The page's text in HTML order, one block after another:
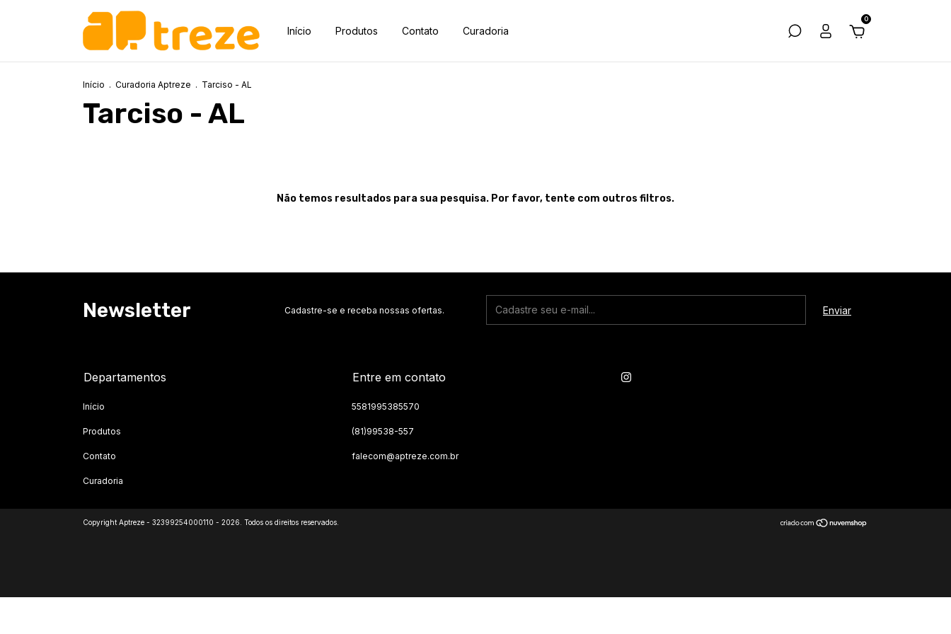
Início Produtos Contato Curadoria
0
Início . Curadoria Aptreze . Tarciso - AL
Tarciso - AL
Não temos resultados para sua pesquisa. Por favor, tente com outros filtros.
Newsletter Cadastre-se e receba nossas ofertas.
Departamentos
Início
Produtos
Contato
Curadoria
Entre em contato
5581995385570
(81)99538-557
falecom@aptreze.com.br
Copyright Aptreze - 32399254000110 - 2026. Todos os direitos reservados.